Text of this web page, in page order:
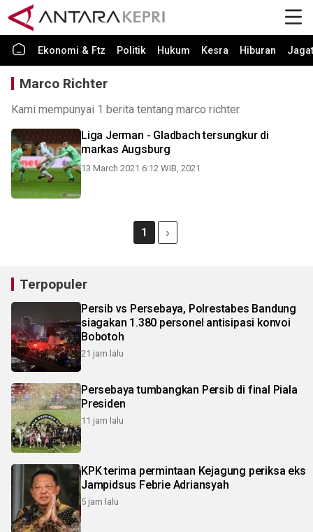
Ekonomi & Ftz Politik Hukum Kesra Hiburan Jagat
Marco Richter
Kami mempunyai 1 berita tentang marco richter.
Liga Jerman - Gladbach tersungkur di
markas Augsburg
13 March 2021 6:12 WIB, 2021
1
Terpopuler
Persib vs Persebaya, Polrestabes Bandung
siagakan 1.380 personel antisipasi konvoi
Bobotoh
21 jam lalu
Persebaya tumbangkan Persib di final Piala
Presiden
11 jam lalu
KPK terima permintaan Kejagung periksa eks
Jampidsus Febrie Adriansyah
5 jam lalu